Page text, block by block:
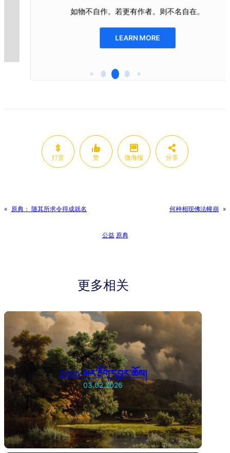
如物不自作。若更有作者。则不名自在。
LEARN MORE
打赏 赞 微海报 分享
« 原典： 随其所求令得成就名 何种相现佛法幢崩 »
公益 原典
更多相关
2026 མར་རྔོག་དབྱར་ཆོས།
03.02.2026